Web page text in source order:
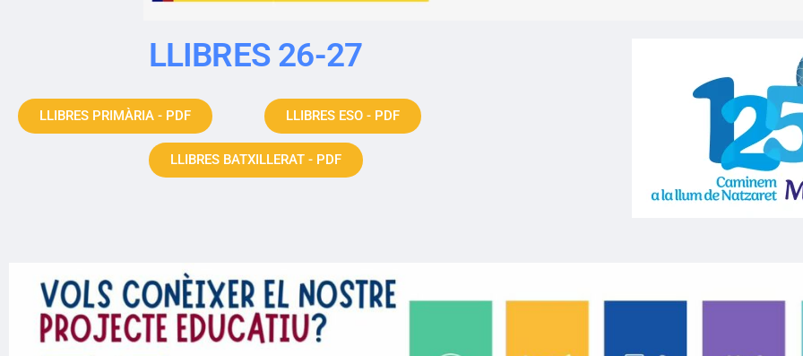
LLIBRES 26-27
LLIBRES PRIMÀRIA - PDF LLIBRES ESO - PDF
LLIBRES BATXILLERAT - PDF